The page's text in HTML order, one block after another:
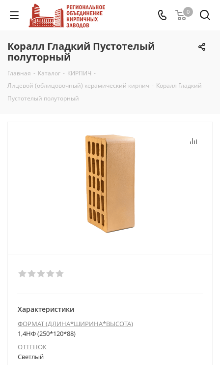
0
Коралл Гладкий Пустотелый
полуторный
Главная - Каталог - КИРПИЧ -
Лицевой (облицовочный) керамический кирпич - Коралл Гладкий
Пустотелый полуторный
Характеристики
ФОРМАТ (ДЛИНА*ШИРИНА*ВЫСОТА)
1,4НФ (250*120*88)
ОТТЕНОК
Светлый